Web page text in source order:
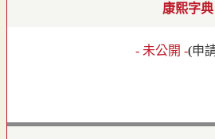
康熙字典
- 未公開 -(申